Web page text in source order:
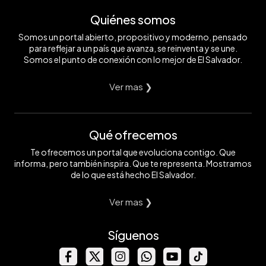
Quiénes somos
Somos un portal abierto, propositivo y moderno, pensado
para reflejar a un país que avanza, se reinventa y se une.
Somos el punto de conexión con lo mejor de El Salvador.
Ver mas ❯
Qué ofrecemos
Te ofrecemos un portal que evoluciona contigo. Que
informa, pero también inspira. Que te representa. Mostramos
de lo que está hecho El Salvador.
Ver mas ❯
Síguenos